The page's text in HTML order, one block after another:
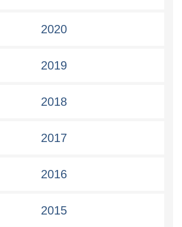
2020
2019
2018
2017
2016
2015